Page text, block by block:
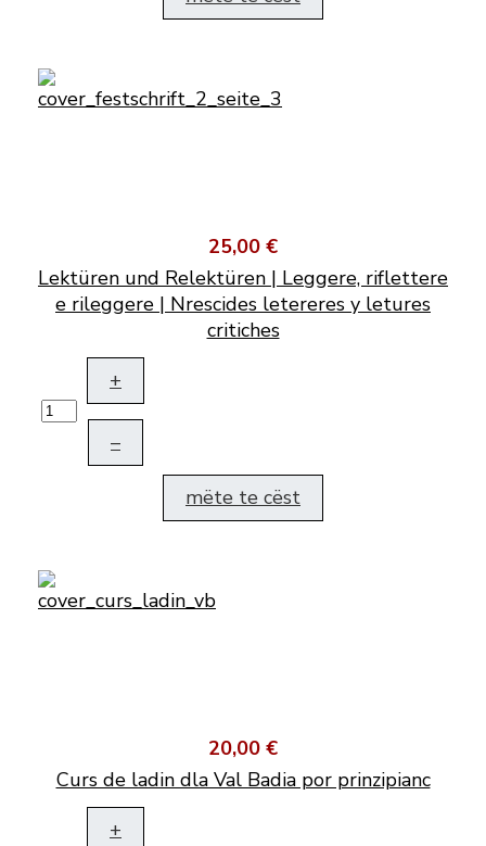
25,00 €
Lektüren und Relektüren | Leggere, riflettere
e rileggere | Nrescides letereres y letures
critiches
+
–
mëte te cëst
20,00 €
Curs de ladin dla Val Badia por prinzipianc
+